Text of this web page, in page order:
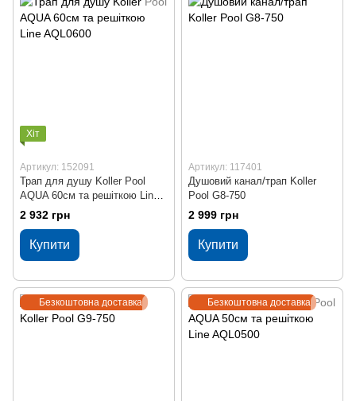
Хіт
Артикул: 152091
Трап для душу Koller Pool
AQUA 60cм та решіткою Line
AQL0600
2 932 грн
Купити
Артикул: 117401
Душовий канал/трап Koller
Pool G8-750
2 999 грн
Купити
Безкоштовна доставка Безкоштовна доставка